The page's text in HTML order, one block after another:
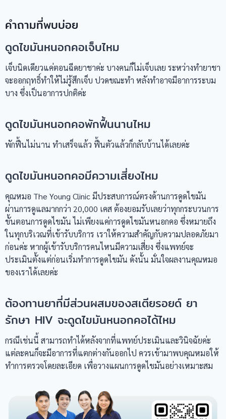
คำถามที่พบบ่อย
ดูดไขมันหนอกคอเจ็บไหม
เจ็บนิดเดียวแค่ตอนฉีดยาชาค่ะ บางคนก็ไม่เจ็บเลย ระหว่างทำยาชา
จะออกฤทธิ์ทำให้ไม่รู้สึกเจ็บ ปวดขณะทำ หลังทำอาจมีอาการระบม
บาง ซึ่งเป็นอาการปกติค่ะ
ดูดไขมันหนอกคอพักฟื้นนานไหม
พักฟื้นไม่นาน ทำเสร็จแล้ว ฟื้นตัวแล้วก็กลับบ้านได้เลยค่ะ
ดูดไขมันหนอกคอมีความเสี่ยงไหม
คุณหมอ The Young Clinic มีประสบการณ์ตรงด้านการดูดไขมัน
ผ่านการดูแลมากกว่า 20,000 เคส ต้องยอมรับเลยว่าทุกกระบวนการ
ขั้นตอนการดูดไขมัน ไม่เพียงแค่การดูดไขมันหนอกคอ ซึ่งหมายถึง
ในทุกบริเวณที่เข้ารับบริการ เราให้ความสำคัญกับความปลอดภัยมา
ก่อนค่ะ หากผู้เข้ารับบริการคนไหนมีความเสี่ยง ซึ่งแพทย์จะ
ประเมินตั้งแต่ก่อนเริ่มทำการดูดไขมัน ดังนั้น มั่นใจผลงานคุณหมอ
ของเราได้เลยค่ะ
ต้องทานยาที่มีส่วนผสมของสเตียรอยด์ ยา
รักษา HIV จะดูดไขมันหนอกคอได้ไหม
กรณีเช่นนี้ สามารถทำได้หลังจากที่แพทย์ประเมินและวินิจฉัยค่ะ
แต่ละคนก็จะมีอาการที่แตกต่างกันออกไป ควรเข้ามาพบคุณหมอให้
ทำการตรวจโดยละเอียด เพื่อวางแผนการดูดไขมันอย่างเหมาะสม